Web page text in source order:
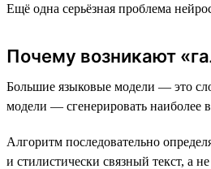
Ещё одна серьёзная проблема
Почему возникают
Большие языковые модели — это
модели — сгенерировать наиболее
Алгоритм последовательно
и стилистически связный текст, а